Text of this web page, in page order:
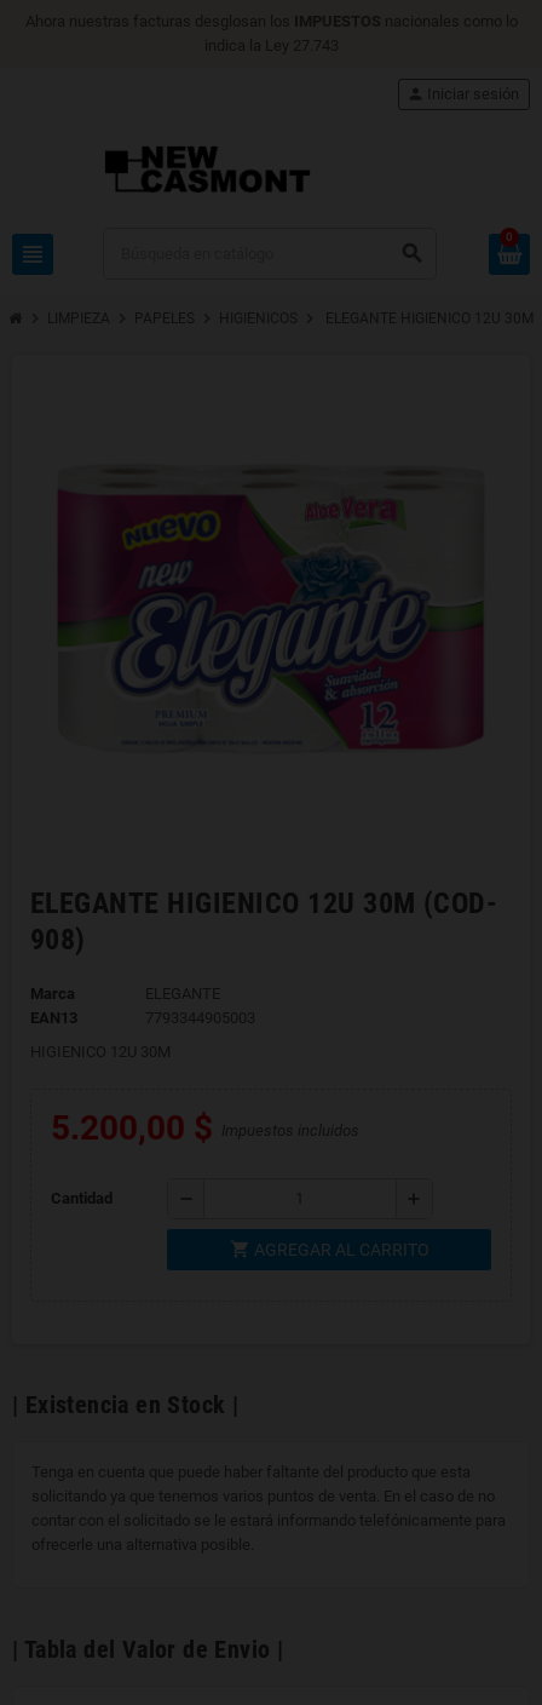
view_headline search
person Iniciar sesión
0
ELEGANTE HIGIENICO 12U 30M (COD-
908)
Marca
ELEGANTE
EAN13
7793344905003
HIGIENICO 12U 30M
5.200,00 $ Impuestos incluidos
Cantidad add
shopping_cart AGREGAR AL CARRITO
| Existencia en Stock |
Tenga en cuenta que puede haber faltante del producto que esta
solicitando ya que tenemos varios puntos de venta. En el caso de no
contar con el solicitado se le estará informando telefónicamente para
ofrecerle una alternativa posible.
| Tabla del Valor de Envio |